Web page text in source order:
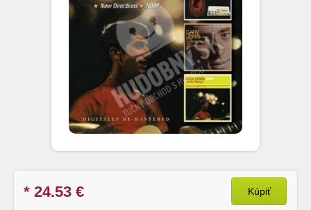
* 24.53 € Kúpiť